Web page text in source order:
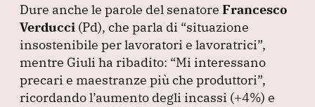
Dure anche le parole del senatore Francesco
Verducci (Pd), che parla di “situazione
insostenibile per lavoratori e lavoratrici”,
mentre Giuli ha ribadito: “Mi interessano
precari e maestranze più che produttori”,
ricordando l’aumento degli incassi (+4%) e